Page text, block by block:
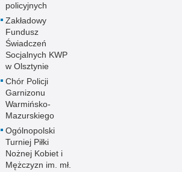
policyjnych
Zakładowy
Fundusz
Świadczeń
Socjalnych KWP
w Olsztynie
Chór Policji
Garnizonu
Warmińsko-
Mazurskiego
Ogólnopolski
Turniej Piłki
Nożnej Kobiet i
Mężczyzn im. mł.